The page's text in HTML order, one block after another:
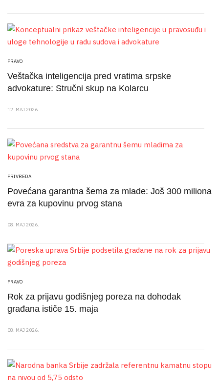
PRAVO
Veštačka inteligencija pred vratima srpske
advokature: Stručni skup na Kolarcu
12. MAJ 2026.
PRIVREDA
Povećana garantna šema za mlade: Još 300 miliona
evra za kupovinu prvog stana
08. MAJ 2026.
PRAVO
Rok za prijavu godišnjeg poreza na dohodak
građana ističe 15. maja
08. MAJ 2026.